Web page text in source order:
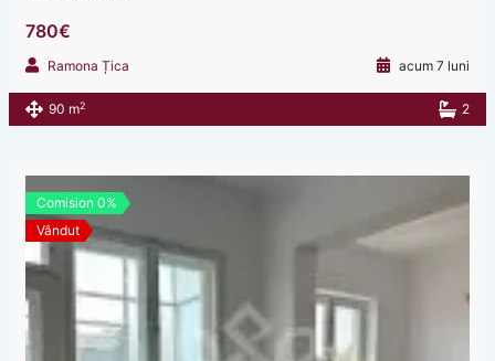
780€
Ramona Țica acum 7 luni
90 m2 2
Comision 0%
Vândut